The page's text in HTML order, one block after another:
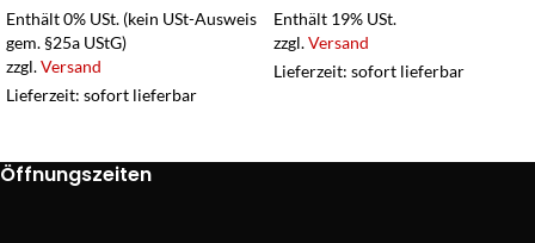
Enthält 0% USt. (kein USt-Ausweis
gem. §25a UStG)
zzgl.Versand
Lieferzeit: sofort lieferbar
Enthält 19% USt.
zzgl.Versand
Lieferzeit: sofort lieferbar
Öffnungszeiten